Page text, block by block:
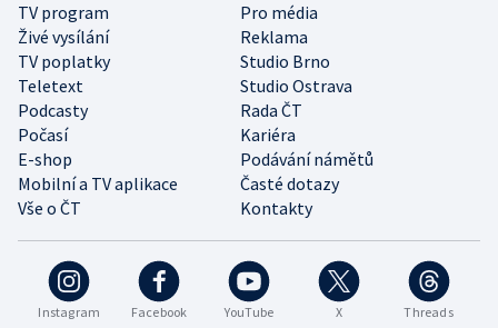
Instagram Facebook YouTube X Threads
TV program
Pro média
Živé vysílání
Reklama
TV poplatky
Studio Brno
Teletext
Studio Ostrava
Podcasty
Rada ČT
Počasí
Kariéra
E-shop
Podávání námětů
Mobilní a TV aplikace
Časté dotazy
Vše o ČT
Kontakty